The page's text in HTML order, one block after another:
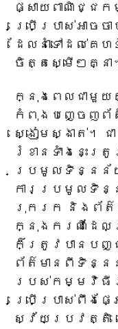
ផ្សាយពាណិជ្ជ
ប្រើប្រាស់អាច
ដែលនាំទៅដល់
ចិត្តស្មើៗគ្នា
ក្នុងពេលជាមួយគ្
កំពុងបញ្ចេញព័
ស្ងៀមស្ងាត់។
រំខានទាំងនេះត្
ប្រមូលទិន្នន័យ
ការប្រមូលទិន្
រុករក និងព័
ក្នុងករណីដែលប្
ក៏ត្រូវបានបញ្ជ
ព័ត៌មានពីទិន្
របស់កម្មវិធី
ប្រើប្រាស់ពឹងផ្អ
ស្វ័យប្រវត្តិ